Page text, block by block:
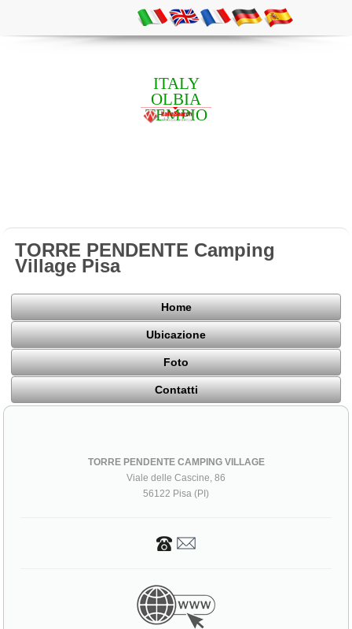
ITALY
OLBIA
TEMPIO
TORRE PENDENTE Camping
Village Pisa
Home
Ubicazione
Foto
Contatti
TORRE PENDENTE CAMPING VILLAGE
Viale delle Cascine, 86
56122 Pisa (PI)